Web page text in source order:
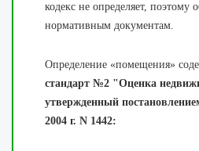
кодекс не определяет, поэтому
нормативным документам.
Определение «помещения»
стандарт №2 "Оценка
утвержденный
2004 г. N 1442: